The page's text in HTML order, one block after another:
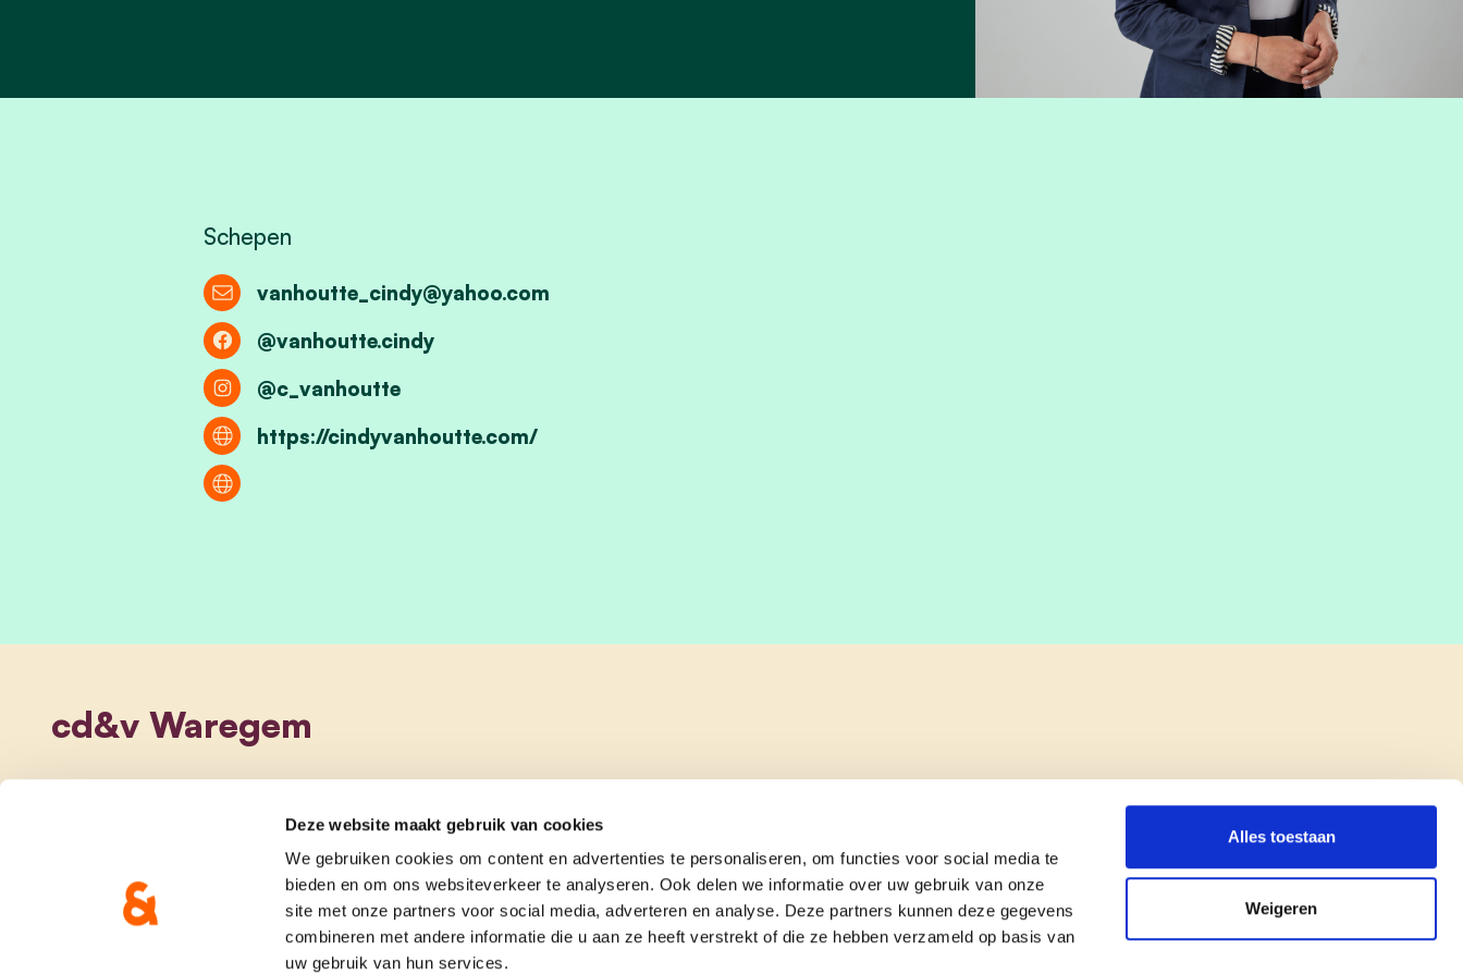
Deze website maakt gebruik van cookies
We gebruiken cookies om content en advertenties te personaliseren, om functies voor social media te
bieden en om ons websiteverkeer te analyseren. Ook delen we informatie over uw gebruik van onze
site met onze partners voor social media, adverteren en analyse. Deze partners kunnen deze gegevens
combineren met andere informatie die u aan ze heeft verstrekt of die ze hebben verzameld op basis van
uw gebruik van hun services.
Alles toestaan
Weigeren
Schepen
vanhoutte_cindy@yahoo.com
@vanhoutte.cindy
@c_vanhoutte
https://cindyvanhoutte.com/
cd&v Waregem